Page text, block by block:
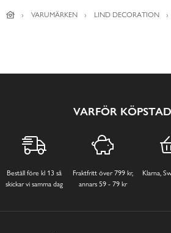
VARUMÄRKEN LIND DECORATION
VARFÖR
Beställ före kl 13 så
skickar vi samma dag
Fraktfritt över 799 kr,
annars 59 - 79 kr
Klarna,